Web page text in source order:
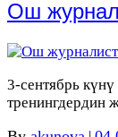
Ош
3-сентябрь
тренингдердин